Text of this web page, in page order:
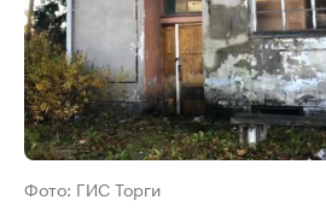
Фото: ГИС Торги